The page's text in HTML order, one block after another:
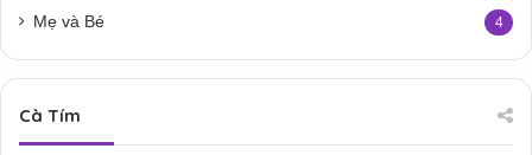
Mẹ và Bé 4
Cà Tím